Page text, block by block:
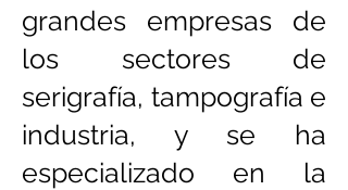
grandes empresas de
los sectores de
serigrafía, tampografía e
industria, y se ha
especializado en la